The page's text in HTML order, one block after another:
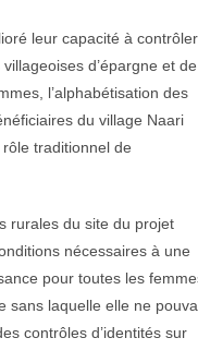
leur capacité à contrôler
d’épargne et de
l’alphabétisation des
du village Naari
traditionnel de
rurales du site du projet
nécessaires à une
pour toutes les
sans laquelle elle ne
contrôles d’identités sur